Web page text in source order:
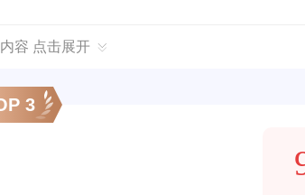
容 点击展开
3